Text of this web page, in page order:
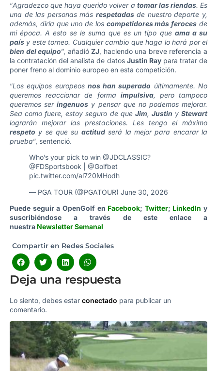
“Agradezco que haya querido volver a tomar las riendas. Es
una de las personas más respetadasde nuestro deporte y,
además, diría que uno de los competidores más feroces de
mi época. A esto se le suma que es un tipo que ama a su
país y este torneo. Cualquier cambio que haga lo hará por el
bien del equipo”, añadióZJ, haciendo una breve referencia a
la contratación del analista de datos Justin Raypara tratar de
poner freno al dominio europeo en esta competición.
“Los equipos europeos nos han superado últimamente. No
queremos reaccionar de forma impulsiva, pero tampoco
queremos seringenuos y pensar que no podemos mejorar.
Sea como fuere, estoy seguro de que Jim, Justin yStewart
lograrán mejorar las prestaciones. Les tengo el máximo
respeto y se que su actitudserá la mejor para encarar la
prueba”, sentenció.
Who’s your pick to win @JDCLASSIC?
@FDSportsbook
@Golfbet
pic.twitter.com/al720MHodh
— PGA TOUR (@PGATOUR) June 30, 2026
Puede seguir a OpenGolf en Facebook; Twitter; LinkedIn y
suscribiéndose a través de este enlace a
nuestra Newsletter Semanal
Compartir en Redes Sociales
Deja una respuesta
Lo siento, debes estar conectado para publicar un
comentario.